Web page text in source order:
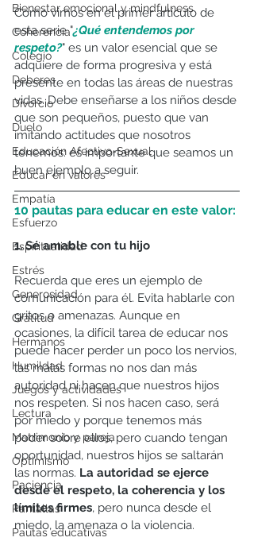
Bienestar emocional y mindfulness
Coherencia
Colegio
Deberes
Divorcio
Duelo
Educación Afectivo-Sexual
Educar en valores
Empatía
Esfuerzo
Espiritualidad
Estrés
Generosidad
Gratitud
Hermanos
Humildad
Juegos y actividades
Lectura
Matrimonio y pareja
Optimismo
Paciencia
Pantallas
Pautas educativas
Como vimos en el primer artículo de
esta serie "¿Qué entendemos por
respeto?" es un valor esencial que se
adquiere de forma progresiva y está
presente en todas las áreas de nuestras
vidas. Debe enseñarse a los niños desde
que son pequeños, puesto que van
imitando actitudes que nosotros
tenemos: es importante que seamos un
buen ejemplo a seguir.
10 pautas para educar en este valor:
1. Sé amable con tu hijo
Recuerda que eres un ejemplo de
comunicación para él. Evita hablarle con
gritos o amenazas. Aunque en
ocasiones, la difícil tarea de educar nos
puede hacer perder un poco los nervios,
las malas formas no nos dan más
autoridad ni hacen que nuestros hijos
nos respeten. Si nos hacen caso, será
por miedo y porque tenemos más
poder sobre ellos, pero cuando tengan
oportunidad, nuestros hijos se saltarán
las normas. La autoridad se ejerce
desde el respeto, la coherencia y los
límites firmes, pero nunca desde el
miedo, la amenaza o la violencia.